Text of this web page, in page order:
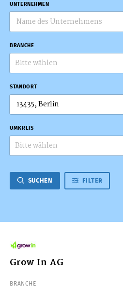
UNTERNEHMEN
BRANCHE
Bitte wählen
STANDORT
UMKREIS
Bitte wählen
SUCHEN FILTER
Grow In AG
BRANCHE